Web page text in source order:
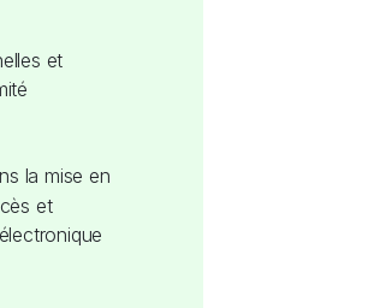
et
la mise en
et